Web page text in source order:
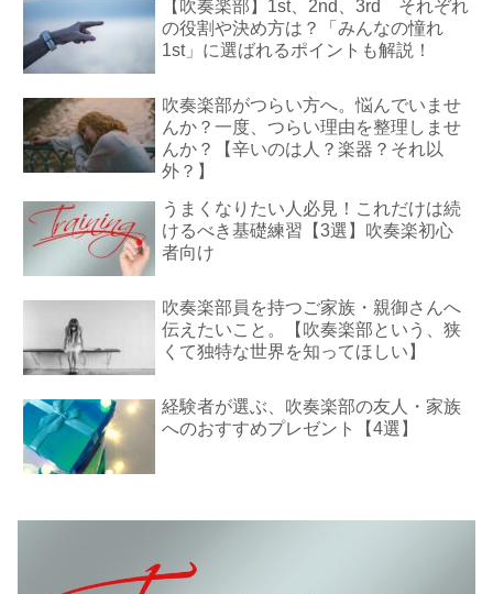
【吹奏楽部】1st、2nd、3rd それぞれ
の役割や決め方は？「みんなの憧れ
1st」に選ばれるポイントも解説！
吹奏楽部がつらい方へ。悩んでいませ
んか？一度、つらい理由を整理しませ
んか？【辛いのは人？楽器？それ以
外？】
うまくなりたい人必見！これだけは続
けるべき基礎練習【3選】吹奏楽初心
者向け
吹奏楽部員を持つご家族・親御さんへ
伝えたいこと。【吹奏楽部という、狭
くて独特な世界を知ってほしい】
経験者が選ぶ、吹奏楽部の友人・家族
へのおすすめプレゼント【4選】